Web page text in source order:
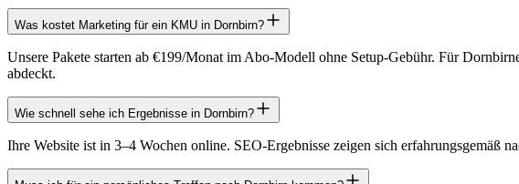
Was kostet Marketing für ein KMU in Dornbirn?
Unsere Pakete starten ab €199/Monat im Abo-Modell ohne Setup-Gebühr. Für
abdeckt.
Wie schnell sehe ich Ergebnisse in Dornbirn?
Ihre Website ist in 3–4 Wochen online. SEO-Ergebnisse zeigen sich erfahrungsgemäß